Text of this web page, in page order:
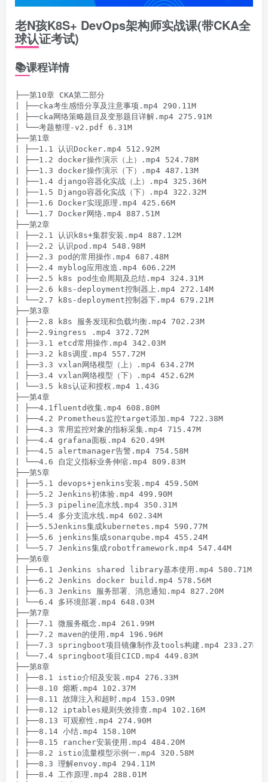
老N孩K8S+ DevOps架构师实战课(带CKA全
球认证考试)
📚课程详情
├──第10章 CKA第二部分
| ├──cka考生感悟分享及注意事项.mp4 290.11M
| ├──cka网络策略题目及变形题目详解.mp4 275.91M
| └──考题整理-v2.pdf 6.31M
├──第1章
| ├──1.1 认识Docker.mp4 512.92M
| ├──1.2 docker操作演示（上）.mp4 524.78M
| ├──1.3 docker操作演示（下）.mp4 487.13M
| ├──1.4 django容器化实战（上）.mp4 325.36M
| ├──1.5 Django容器化实战（下）.mp4 322.32M
| ├──1.6 Docker实现原理.mp4 425.66M
| └──1.7 Docker网络.mp4 887.51M
├──第2章
| ├──2.1 认识k8s+集群安装.mp4 887.12M
| ├──2.2 认识pod.mp4 548.98M
| ├──2.3 pod的常用操作.mp4 687.48M
| ├──2.4 myblog应用改造.mp4 606.22M
| ├──2.5 k8s pod生命周期及总结.mp4 324.31M
| ├──2.6 k8s-deployment控制器上.mp4 272.14M
| └──2.7 k8s-deployment控制器下.mp4 679.21M
├──第3章
| ├──2.8 k8s 服务发现和负载均衡.mp4 702.23M
| ├──2.9ingress .mp4 372.72M
| ├──3.1 etcd常用操作.mp4 342.03M
| ├──3.2 k8s调度.mp4 557.72M
| ├──3.3 vxlan网络模型（上）.mp4 634.27M
| ├──3.4 vxlan网络模型（下）.mp4 452.62M
| └──3.5 k8s认证和授权.mp4 1.43G
├──第4章
| ├──4.1fluentd收集.mp4 608.80M
| ├──4.2 Prometheus监控target添加.mp4 722.38M
| ├──4.3 常用监控对象的指标采集.mp4 715.47M
| ├──4.4 grafana面板.mp4 620.49M
| ├──4.5 alertmanager告警.mp4 754.58M
| └──4.6 自定义指标业务伸缩.mp4 809.83M
├──第5章
| ├──5.1 devops+jenkins安装.mp4 459.50M
| ├──5.2 Jenkins初体验.mp4 499.90M
| ├──5.3 pipeline流水线.mp4 350.31M
| ├──5.4 多分支流水线.mp4 602.34M
| ├──5.5Jenkins集成kubernetes.mp4 590.77M
| ├──5.6 jenkins集成sonarqube.mp4 455.24M
| └──5.7 Jenkins集成robotframework.mp4 547.44M
├──第6章
| ├──6.1 Jenkins shared library基本使用.mp4 580.71M
| ├──6.2 Jenkins docker build.mp4 578.56M
| ├──6.3 Jenkins 服务部署、消息通知.mp4 827.20M
| └──6.4 多环境部署.mp4 648.03M
├──第7章
| ├──7.1 微服务概念.mp4 261.99M
| ├──7.2 maven的使用.mp4 196.96M
| ├──7.3 springboot项目镜像制作及tools构建.mp4 233.27M
| └──7.4 springboot项目CICD.mp4 449.83M
├──第8章
| ├──8.1 istio介绍及安装.mp4 276.33M
| ├──8.10 熔断.mp4 102.37M
| ├──8.11 故障注入和超时.mp4 153.09M
| ├──8.12 iptables规则失效排查.mp4 102.16M
| ├──8.13 可观察性.mp4 274.90M
| ├──8.14 小结.mp4 158.10M
| ├──8.15 rancher安装使用.mp4 484.20M
| ├──8.2 istio流量模型示例一.mp4 320.58M
| ├──8.3 理解envoy.mp4 294.11M
| ├──8.4 工作原理.mp4 288.01M